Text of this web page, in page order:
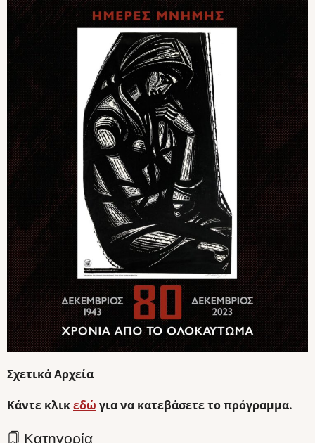
Σχετικά Αρχεία
Κάντε κλικεδώ για να κατεβάσετε το πρόγραμμα.
Κατηγορία